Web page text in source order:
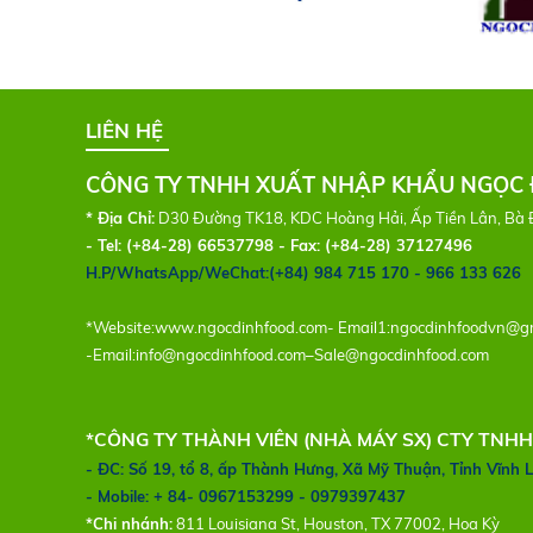
LIÊN HỆ
CÔNG TY TNHH XUẤT NHẬP KHẨU
* Địa Chỉ: D30 Đường TK18, KDC Hoàng Hải, Ấp Tiền Lân, Bà
- Tel: (+84-28) 66537798 - Fax: (+84-28) 37127496
H.P/WhatsApp/WeChat:(+84) 984 715 170 - 966 133 626
*Website:www.ngocdinhfood.com- Email1:
-Email:info@ngocdinhfood.com–Sale@ngocdinhfood.com
*CÔNG TY THÀNH VIÊN (NHÀ MÁY SX) CTY
- ĐC: Số 19, tổ 8, ấp Thành Hưng, Xã Mỹ Thuận, Tỉnh Vĩnh
- Mobile: + 84- 0967153299 - 0979397437
*Chi nhánh:811 Louisiana St, Houston, TX 77002, Hoa Kỳ